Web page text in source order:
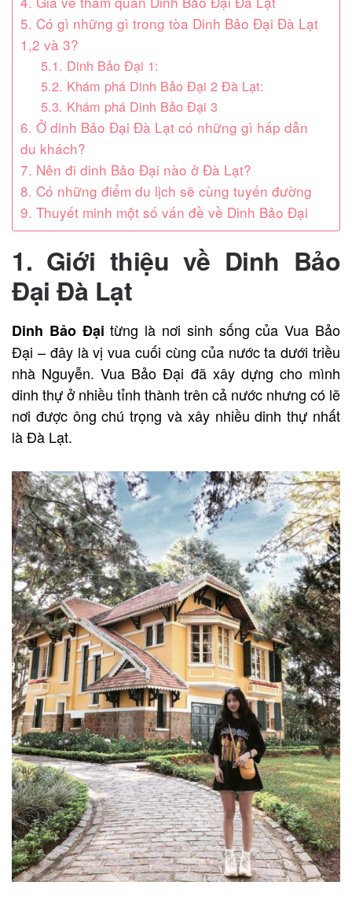
5. Có gì những gì trong tòa Dinh Bảo Đại Đà Lạt
1,2 và 3?
5.1. Dinh Bảo Đại 1:
5.2. Khám phá Dinh Bảo Đại 2 Đà Lạt:
5.3. Khám phá Dinh Bảo Đại 3
6. Ở dinh Bảo Đại Đà Lạt có những gì hấp dẫn
du khách?
7. Nên đi dinh Bảo Đại nào ở Đà Lạt?
8. Có những điểm du lịch sẽ cùng tuyến đường
9. Thuyết minh một số vấn đề về Dinh Bảo Đại
1. Giới thiệu về Dinh Bảo
Đại Đà Lạt
Dinh Bảo Đại từng là nơi sinh sống của Vua Bảo
Đại – đây là vị vua cuối cùng của nước ta dưới triều
nhà Nguyễn. Vua Bảo Đại đã xây dựng cho mình
dinh thự ở nhiều tỉnh thành trên cả nước nhưng có lẽ
nơi được ông chú trọng và xây nhiều dinh thự nhất
là Đà Lạt.